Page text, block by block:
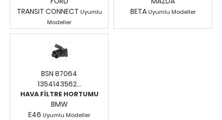
TRANSIT CONNECT Uyumlu
Modeller
Fiyatları Görmek İçin
Giriş Yapınız.
BETA Uyumlu Modeller
BSN 87064
1354143562...
HAVA FİLTRE HORTUMU
BMW
E46 Uyumlu Modeller